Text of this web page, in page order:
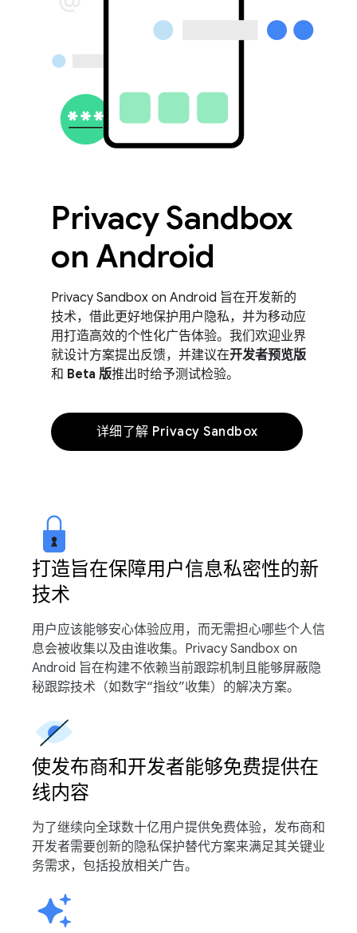
Privacy Sandbox
on Android
Privacy Sandbox on Android 旨在开发新的
技术，借此更好地保护用户隐私，并为移动应
用打造高效的个性化广告体验。我们欢迎业界
就设计方案提出反馈，并建议在开发者预览版
和 Beta 版推出时给予测试检验。
详细了解 Privacy Sandbox
打造旨在保障用户信息私密性的新
技术
用户应该能够安心体验应用，而无需担心哪些个人信
息会被收集以及由谁收集。Privacy Sandbox on
Android 旨在构建不依赖当前跟踪机制且能够屏蔽隐
秘跟踪技术（如数字“指纹”收集）的解决方案。
使发布商和开发者能够免费提供在
线内容
为了继续向全球数十亿用户提供免费体验，发布商和
开发者需要创新的隐私保护替代方案来满足其关键业
务需求，包括投放相关广告。